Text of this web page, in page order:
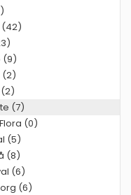
(42)
(9)
(2)
(7)
(0)
(5)
(8)
(6)
(6)